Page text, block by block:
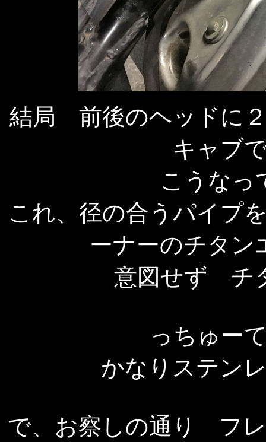
結局 前後のヘッドに
キャブ
こうなっ
これ、径の合うパイプ
ーナーのチタン
意図せず チ
っちゅー
かなりステン
で、お察しの通り フ